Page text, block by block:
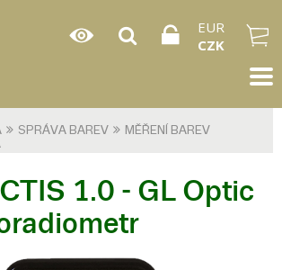
EUR
CZK
SPRÁVA BAREV
MĚŘENÍ BAREV
1.0 - GL Optic